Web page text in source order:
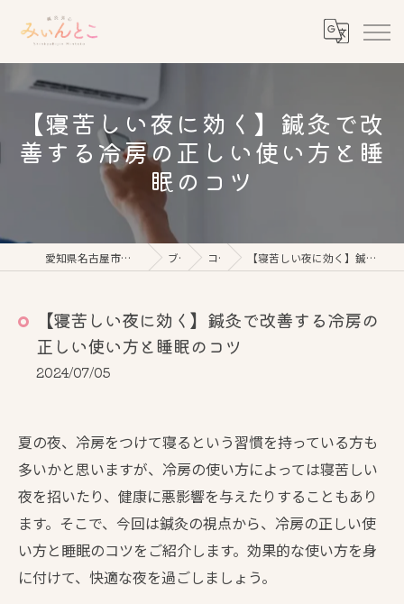
【寝苦しい夜に効く】鍼灸で改
善する冷房の正しい使い方と睡
眠のコツ
愛知県名古屋市の美容鍼なら鍼灸美心みぃんとこ ブログ コラム 【寝苦しい夜に効く】鍼灸で改善する冷房の正しい使い方と睡眠のコツ
【寝苦しい夜に効く】鍼灸で改善する冷房の
正しい使い方と睡眠のコツ
2024/07/05
夏の夜、冷房をつけて寝るという習慣を持っている方も
多いかと思いますが、冷房の使い方によっては寝苦しい
夜を招いたり、健康に悪影響を与えたりすることもあり
ます。そこで、今回は鍼灸の視点から、冷房の正しい使
い方と睡眠のコツをご紹介します。効果的な使い方を身
に付けて、快適な夜を過ごしましょう。